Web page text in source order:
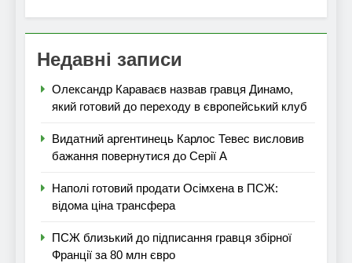
Недавні записи
Олександр Караваєв назвав гравця Динамо,
який готовий до переходу в європейський клуб
Видатний аргентинець Карлос Тевес висловив
бажання повернутися до Серії А
Наполі готовий продати Осімхена в ПСЖ:
відома ціна трансфера
ПСЖ близький до підписання гравця збірної
Франції за 80 млн євро